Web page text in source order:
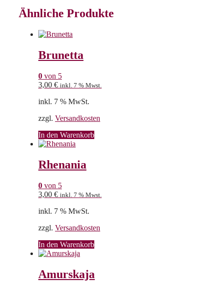
Ähnliche Produkte
Brunetta
0 von 5
3,00 € inkl. 7 % Mwst.
inkl. 7 % MwSt.
zzgl. Versandkosten
In den Warenkorb
Rhenania
0 von 5
3,00 € inkl. 7 % Mwst.
inkl. 7 % MwSt.
zzgl. Versandkosten
In den Warenkorb
Amurskaja